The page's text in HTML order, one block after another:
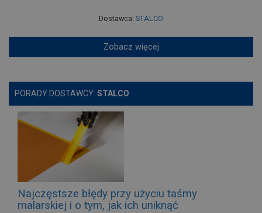
Dostawca: STALCO
Zobacz więcej
PORADY DOSTAWCY: STALCO
Najczęstsze błędy przy użyciu taśmy
malarskiej i o tym, jak ich uniknąć